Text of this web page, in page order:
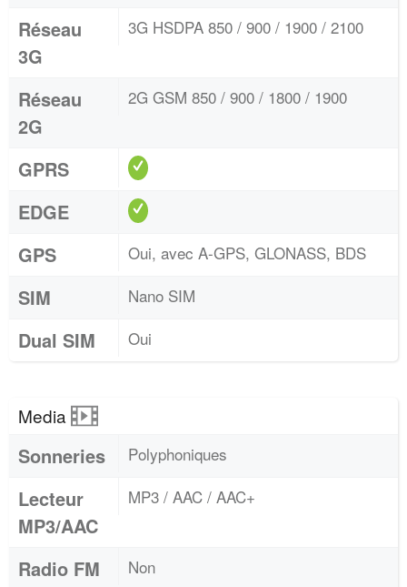
Réseau
3G
3G HSDPA 850 / 900 / 1900 / 2100
Réseau
2G
2G GSM 850 / 900 / 1800 / 1900
GPRS
EDGE
GPS
Oui, avec A-GPS, GLONASS, BDS
SIM Nano SIM
Dual SIM Oui
Media
Sonneries Polyphoniques
Lecteur
MP3/AAC
MP3 / AAC / AAC+
Radio FM Non